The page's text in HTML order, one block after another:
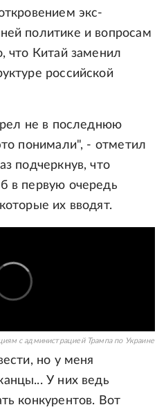
экс-
политике и вопросам
что Китай заменил
российской
не в последнюю
понимали", - отметил
подчеркнув, что
в первую очередь
их вводят.
с администрацией Трампа по Украине
но у меня
У них ведь
конкурентов. Вот